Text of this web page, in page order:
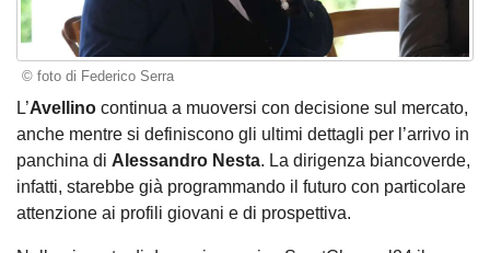
© foto di Federico Serra
L’Avellino continua a muoversi con decisione sul mercato,
anche mentre si definiscono gli ultimi dettagli per l’arrivo in
panchina di Alessandro Nesta. La dirigenza biancoverde,
infatti, starebbe già programmando il futuro con particolare
attenzione ai profili giovani e di prospettiva.